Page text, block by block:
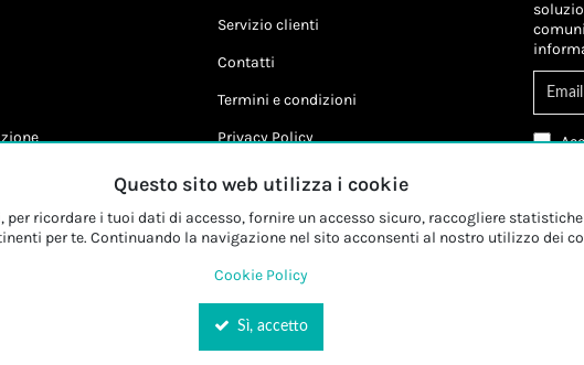
Servizio clienti
Contatti
Termini e condizioni
Privacy Policy
Cookie Policy
Questo sito web utilizza i cookie
ricordare i tuoi dati di accesso, fornire un accesso sicuro, raccogliere
per te. Continuando la navigazione nel sito acconsenti al nostro utilizzo dei
Cookie Policy
Sì, accetto